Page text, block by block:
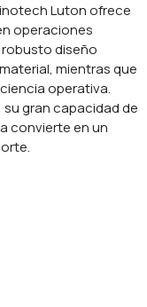
Luton ofrece
operaciones
robusto diseño
mientras que
operativa.
gran capacidad de
convierte en un